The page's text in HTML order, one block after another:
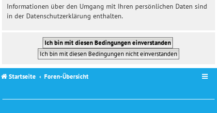
Informationen über den Umgang mit Ihren persönlichen Daten sind
in der Datenschutzerklärung enthalten.
Startseite Foren-Übersicht